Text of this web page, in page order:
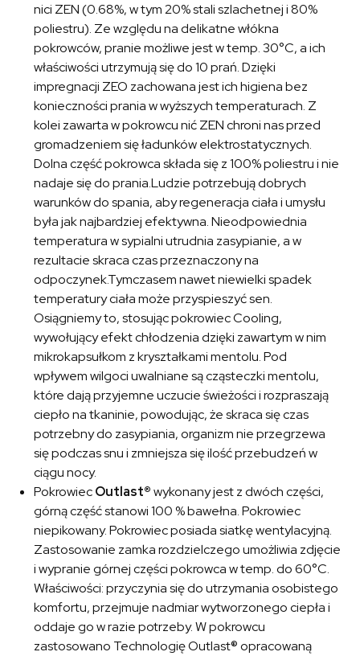
nici ZEN (0.68%, w tym 20% stali szlachetnej i 80%
poliestru). Ze względu na delikatne włókna
pokrowców, pranie możliwe jest w temp. 30°C, a ich
właściwości utrzymują się do 10 prań. Dzięki
impregnacji ZEO zachowana jest ich higiena bez
konieczności prania w wyższych temperaturach. Z
kolei zawarta w pokrowcu nić ZEN chroni nas przed
gromadzeniem się ładunków elektrostatycznych.
Dolna część pokrowca składa się z 100% poliestru i nie
nadaje się do prania.Ludzie potrzebują dobrych
warunków do spania, aby regeneracja ciała i umysłu
była jak najbardziej efektywna. Nieodpowiednia
temperatura w sypialni utrudnia zasypianie, a w
rezultacie skraca czas przeznaczony na
odpoczynek.Tymczasem nawet niewielki spadek
temperatury ciała może przyspieszyć sen.
Osiągniemy to, stosując pokrowiec Cooling,
wywołujący efekt chłodzenia dzięki zawartym w nim
mikrokapsułkom z kryształkami mentolu. Pod
wpływem wilgoci uwalniane są cząsteczki mentolu,
które dają przyjemne uczucie świeżości i rozpraszają
ciepło na tkaninie, powodując, że skraca się czas
potrzebny do zasypiania, organizm nie przegrzewa
się podczas snu i zmniejsza się ilość przebudzeń w
ciągu nocy.
PokrowiecOutlast®wykonany jest z dwóch części,
górną część stanowi 100 % bawełna. Pokrowiec
niepikowany. Pokrowiec posiada siatkę wentylacyjną.
Zastosowanie zamka rozdzielczego umożliwia zdjęcie
i wypranie górnej części pokrowca w temp. do 60°C.
Właściwości: przyczynia się do utrzymania osobistego
komfortu, przejmuje nadmiar wytworzonego ciepła i
oddaje go w razie potrzeby. W pokrowcu
zastosowano Technologię Outlast® opracowaną